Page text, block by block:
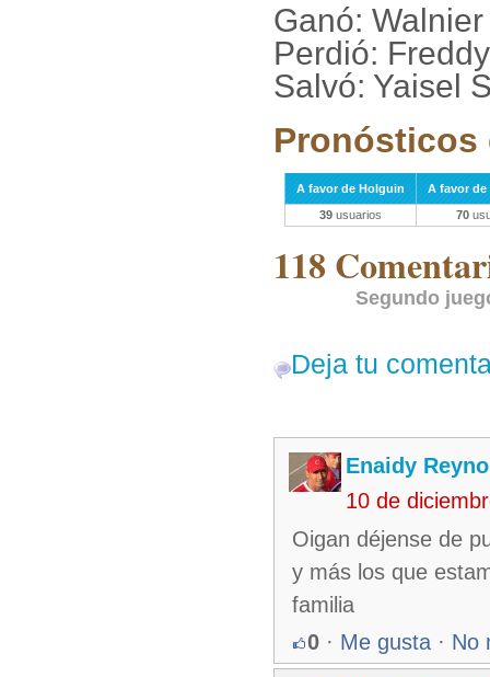
Ganó:
Perdió:
Salvó: Yaisel
Pronósticos
A favor de Holguin
A favor de
39 usuarios 70
118
Segundo
Deja tu
Enaidy
10 de
Oigan déjense de
y más los que
familia
0 · Me gusta · No